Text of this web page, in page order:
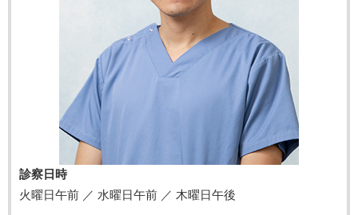
診察日時
火曜日午前 ／ 水曜日午前 ／ 木曜日午後